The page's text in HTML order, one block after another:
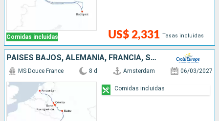
Comidas incluidas US$ 2,331 Tasas incluidas
PAISES BAJOS, ALEMANIA, FRANCIA, SUIZA
MS Douce France 8 d Amsterdam 06/03/2027
Comidas incluidas